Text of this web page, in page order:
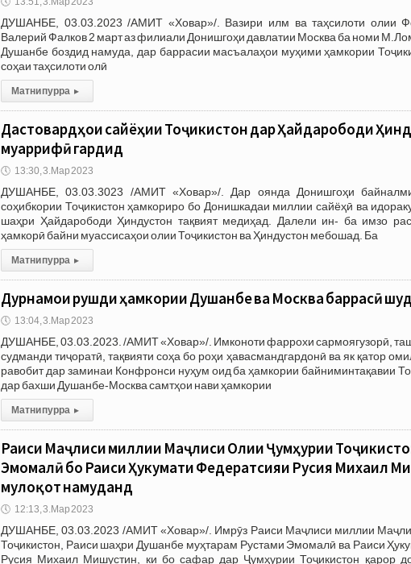
ДУШАНБЕ, 03.03.2023 /АМИТ «Ховар»/. Вазири илм ва таҳсилоти олии
Валерий Фалков 2 март аз филиали Донишгоҳи давлатии Москва ба номи
Душанбе боздид намуда, дар баррасии масъалаҳои муҳими ҳамкории
соҳаи таҳсилоти олӣ
Матни пурра ▸
Дастовардҳои сайёҳии Тоҷикистон дар Ҳайдарободи
муаррифӣ гардид
🕔 13:30, 3.Мар 2023
ДУШАНБЕ, 03.03.3023 /АМИТ «Ховар»/. Дар оянда Донишгоҳи
соҳибкории Тоҷикистон ҳамкориро бо Донишкадаи миллии сайёҳӣ ва
шаҳри Ҳайдарободи Ҳиндустон тақвият медиҳад. Далели ин- ба имзо
ҳамкорӣ байни муассисаҳои олии Тоҷикистон ва Ҳиндустон мебошад. Ба
Матни пурра ▸
Дурнамои рушди ҳамкории Душанбе ва Москва баррасӣ шуд
🕔 13:04, 3.Мар 2023
ДУШАНБЕ, 03.03.2023. /АМИТ «Ховар»/. Имконоти фаррохи сармоягузорӣ,
судманди тиҷоратӣ, тақвияти соҳа бо роҳи ҳавасмандгардонӣ ва як қатор
равобит дар заминаи Конфронси нуҳум оид ба ҳамкории байниминтақавии
дар бахши Душанбе-Москва самтҳои нави ҳамкории
Матни пурра ▸
Раиси Маҷлиси миллии Маҷлиси Олии Ҷумҳурии
Эмомалӣ бо Раиси Ҳукумати Федератсияи Русия Михаил
мулоқот намуданд
🕔 12:13, 3.Мар 2023
ДУШАНБЕ, 03.03.2023 /АМИТ «Ховар»/. Имрӯз Раиси Маҷлиси миллии
Тоҷикистон, Раиси шаҳри Душанбе муҳтарам Рустами Эмомалӣ ва Раиси
Русия Михаил Мишустин, ки бо сафар дар Ҷумҳурии Тоҷикистон қарор